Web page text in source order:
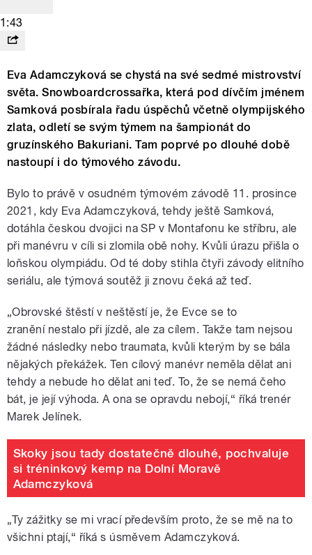
1:43
Eva Adamczyková se chystá na své sedmé mistrovství
světa. Snowboardcrossařka, která pod dívčím jménem
Samková posbírala řadu úspěchů včetně olympijského
zlata, odletí se svým týmem na šampionát do
gruzínského Bakuriani. Tam poprvé po dlouhé době
nastoupí i do týmového závodu.
Bylo to právě v osudném týmovém závodě 11. prosince
2021, kdy Eva Adamczyková, tehdy ještě Samková,
dotáhla českou dvojici na SP v Montafonu ke stříbru, ale
při manévru v cíli si zlomila obě nohy. Kvůli úrazu přišla o
loňskou olympiádu. Od té doby stihla čtyři závody elitního
seriálu, ale týmová soutěž ji znovu čeká až teď.
„Obrovské štěstí v neštěstí je, že Evce se to
zranění nestalo při jízdě, ale za cílem. Takže tam nejsou
žádné následky nebo traumata, kvůli kterým by se bála
nějakých překážek. Ten cílový manévr neměla dělat ani
tehdy a nebude ho dělat ani teď. To, že se nemá čeho
bát, je její výhoda. A ona se opravdu nebojí,“ říká trenér
Marek Jelínek.
Skoky jsou tady dostatečně dlouhé, pochvaluje
si tréninkový kemp na Dolní Moravě
Adamczyková
„Ty zážitky se mi vrací především proto, že se mě na to
všichni ptají,“ říká s úsměvem Adamczyková.